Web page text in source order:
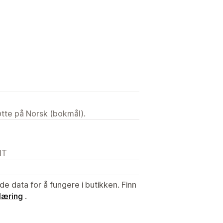
på Norsk (bokmål).
data for å fungere i butikken. Finn
.